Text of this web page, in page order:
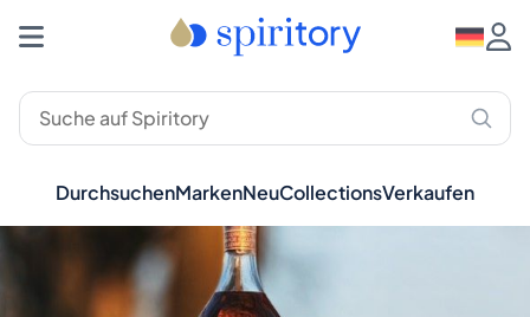
DurchsuchenMarkenNeuCollectionsVerkaufen